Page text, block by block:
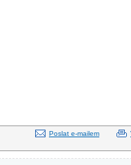
Poslat e-mailem